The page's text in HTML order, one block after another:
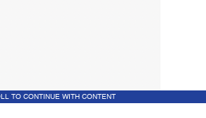
TO CONTINUE WITH CONTENT